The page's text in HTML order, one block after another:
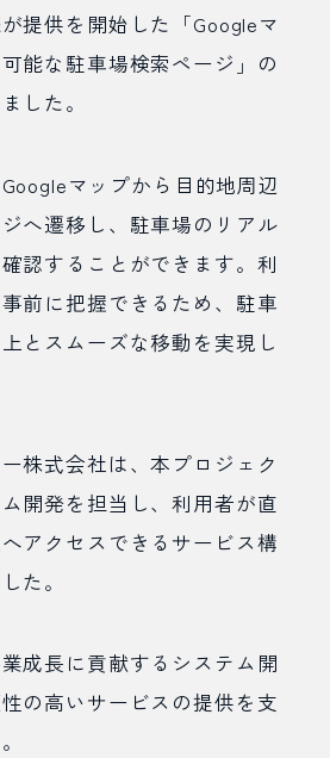
提供を開始した「Googleマ
能な駐車場検索ページ」の
した。
マップから目的地周辺
へ遷移し、駐車場のリアル
認することができます。利
前に把握できるため、駐車
とスムーズな移動を実現し
株式会社は、本プロジェク
開発を担当し、利用者が直
アクセスできるサービス構
た。
成長に貢献するシステム開
の高いサービスの提供を支